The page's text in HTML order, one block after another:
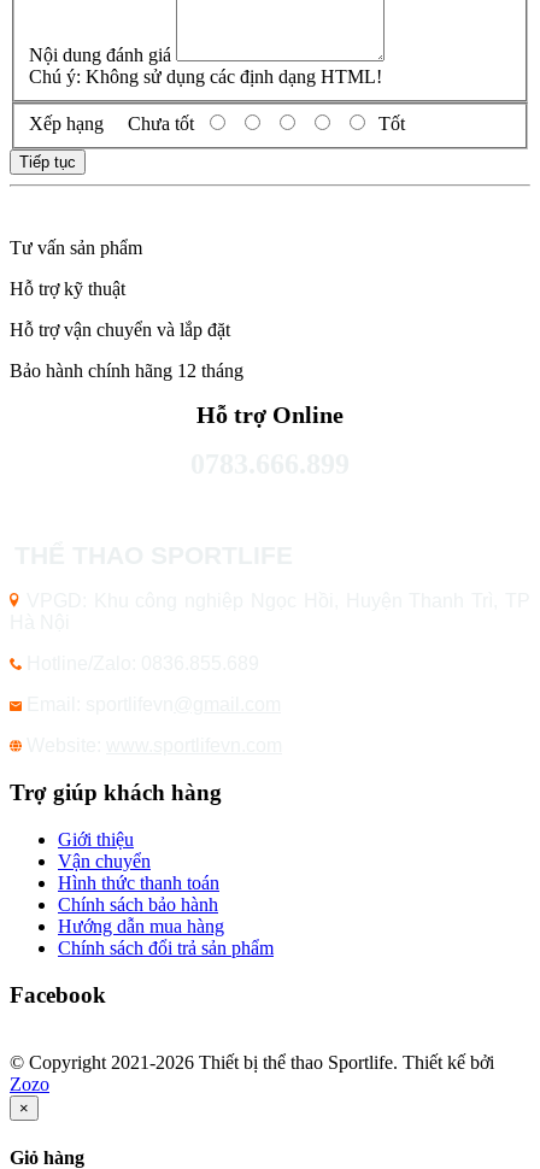
Nội dung đánh giá
Chú ý: Không sử dụng các định dạng HTML!
Xếp hạng Chưa tốt Tốt
Tiếp tục
Tư vấn sản phẩm
Hỗ trợ kỹ thuật
Hỗ trợ vận chuyển và lắp đặt
Bảo hành chính hãng 12 tháng
Hỗ trợ Online
Trợ giúp khách hàng
Giới thiệu
Vận chuyển
Hình thức thanh toán
Chính sách bảo hành
Hướng dẫn mua hàng
Chính sách đổi trả sản phẩm
Facebook
© Copyright 2021-2026 Thiết bị thể thao Sportlife. Thiết kế bởi
Zozo
×
Giỏ hàng